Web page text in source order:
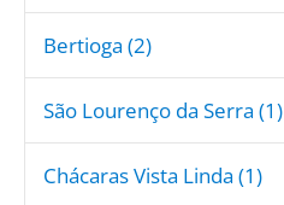
Bertioga (2)
São Lourenço da Serra (1)
Chácaras Vista Linda (1)